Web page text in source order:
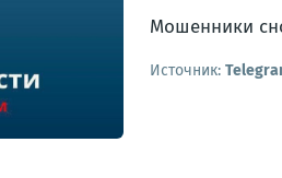
Мошенники
Источник: